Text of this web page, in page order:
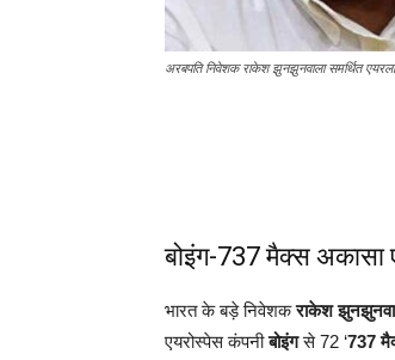
अरबपति निवेशक राकेश झुनझुनवाला समर्थित
बोइंग-737 मैक्स अकासा
भारत के बड़े निवेशकराकेश
एयरोस्पेस कंपनीबोइंगसे 72 ‘737